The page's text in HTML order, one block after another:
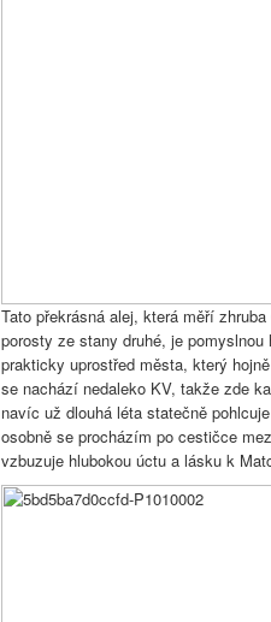
Tato překrásná alej, která měří
porosty ze stany druhé, je
prakticky uprostřed města, který
se nachází nedaleko KV, takže zde
navíc už dlouhá léta statečně
osobně se procházím po cestičce
vzbuzuje hlubokou úctu a lásku k